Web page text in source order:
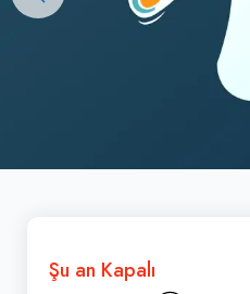
Şu an Kapalı